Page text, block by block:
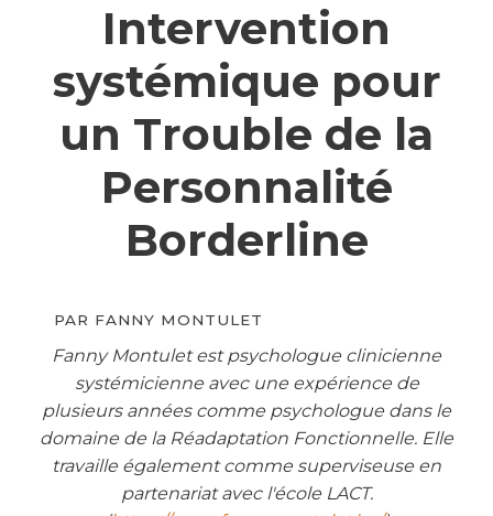
Intervention
systémique pour
un Trouble de la
Personnalité
Borderline
PAR FANNY MONTULET
Fanny Montulet est psychologue clinicienne
systémicienne avec une expérience de
plusieurs années comme psychologue dans le
domaine de la Réadaptation Fonctionnelle. Elle
travaille également comme superviseuse en
partenariat avec l'école LACT.